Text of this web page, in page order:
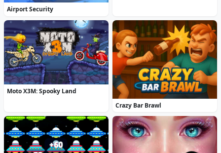
Airport Security
Moto X3M: Spooky Land
Crazy Bar Brawl